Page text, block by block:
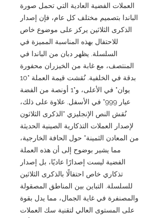
العملات الفضية العادية التي تحمل صورة
الباندا بتصميم مختلف كل عام، فإن إصدار
الذكرى الثلاثين يركز على موضوع خاص
للاحتفال بهذه المناسبة المميزة في
السلسلة. يظهر دبان من الباندا في
المنتصف، مع غابة من الخيزران محفورة
بدقة في الخلفية. نُقشت قيمة العملة "10
يوان" في الأعلى، و"1 أونصة من الفضة
عيار 999" في الأسفل. علاوة على ذلك،
نُقش النص الإنجليزي "الذكرى الثلاثون
لإصدار العملات التذكارية الصينية الحديثة
من المعادن الثمينة" حول الحافة الخارجية،
مما يشير بوضوح إلى أن هذه العملة
الفضية ليست إصدارًا عاديًا، بل إصدار
تذكاري خاص احتفالًا بالذكرى الثلاثين
للسلسلة. التباين بين المناطق المصقولة
والمصنفرة في غاية الجمال، مما يدل بقوة
على المستوى العالي لتقنية سك العملات